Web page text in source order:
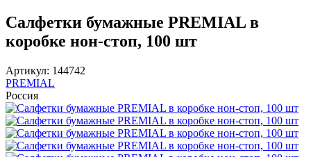
Салфетки бумажные PREMIAL в
коробке нон-стоп, 100 шт
Артикул: 144742
PREMIAL
Россия